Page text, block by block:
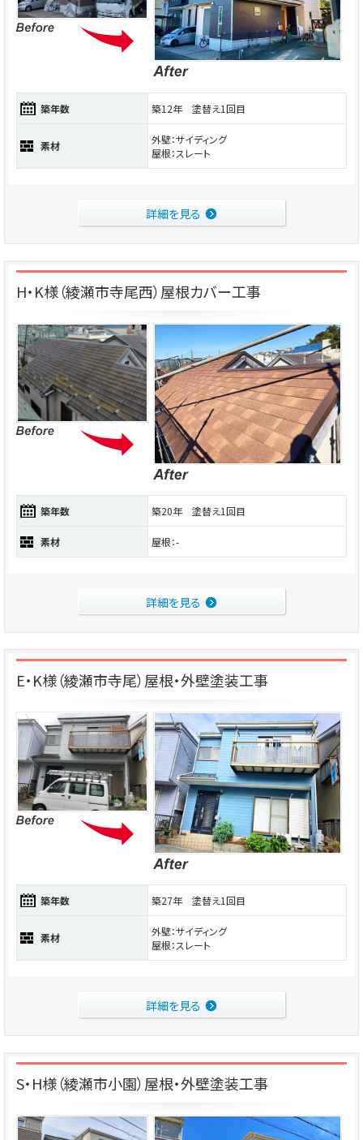
築年数 築12年 塗替え1回目
素材
外壁：サイディング
屋根：スレート
詳細を見る
H・K様（綾瀬市寺尾西）屋根カバー工事
築年数 築20年 塗替え1回目
素材 屋根：-
詳細を見る
E・K様（綾瀬市寺尾）屋根・外壁塗装工事
築年数 築27年 塗替え1回目
素材
外壁：サイディング
屋根：スレート
詳細を見る
S・H様（綾瀬市小園）屋根・外壁塗装工事